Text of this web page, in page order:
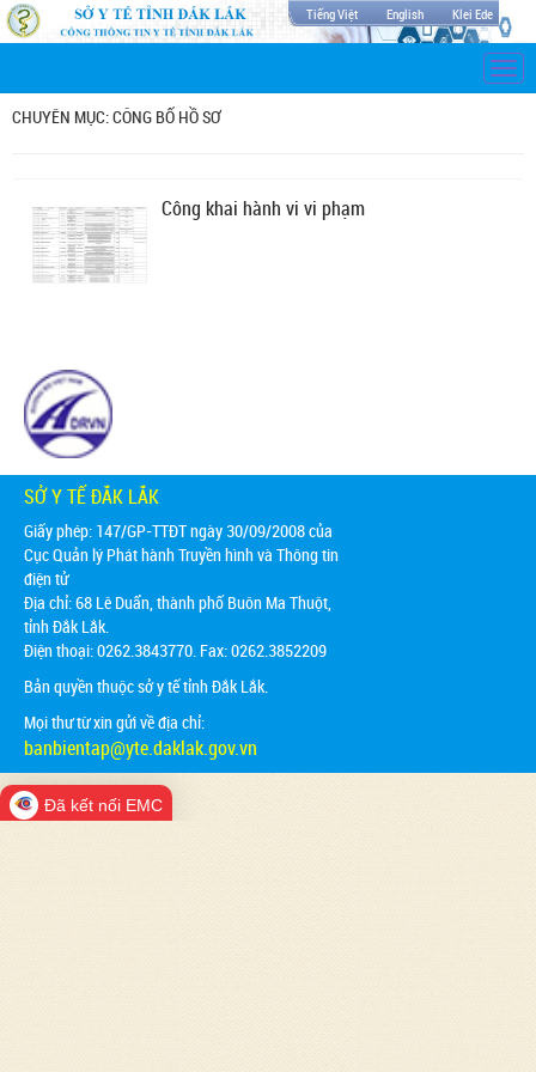
Tiếng Việt English Klei Ede
CHUYÊN MỤC: CÔNG BỐ HỒ SƠ
Công khai hành vi vi phạm
SỞ Y TẾ ĐẮK LẮK
Giấy phép: 147/GP-TTĐT ngày 30/09/2008 của
Cục Quản lý Phát hành Truyền hình và Thông tin
điện tử
Địa chỉ:68 Lê Duẩn, thành phố Buôn Ma Thuột,
tỉnh Đắk Lắk.
Điện thoại: 0262.3843770. Fax: 0262.3852209
Bản quyền thuộc sở y tế tỉnh Đắk Lắk.
Mọi thư từ xin gửi về địa chỉ:
banbientap@yte.daklak.gov.vn
Đã kết nối EMC